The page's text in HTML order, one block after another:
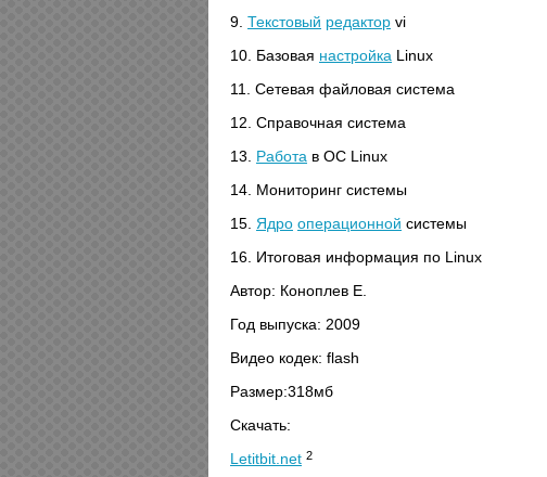
9. Текстовый редактор vi
10. Базовая настройка Linux
11. Сетевая файловая система
12. Справочная система
13. Работа в ОС Linux
14. Мониторинг системы
15. Ядро операционной системы
16. Итоговая информация по Linux
Автор: Коноплев Е.
Год выпуска: 2009
Видео кодек: flash
Размер:318мб
Скачать:
Letitbit.net 2